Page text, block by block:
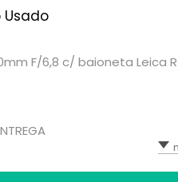
F/6,8 c/ baioneta Leica